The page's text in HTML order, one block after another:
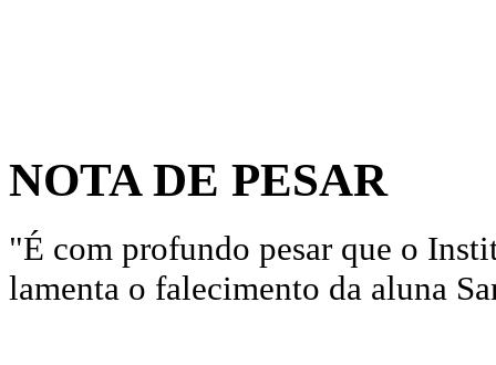
NOTA DE PESAR
"É com profundo pesar que o
lamenta o falecimento da aluna